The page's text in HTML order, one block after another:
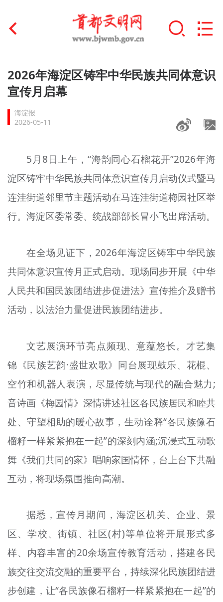
首页
文明创建
文明实践
未成年人思想道德建设
榜样人物
+
身边好人
北京宣传文化引导基金
宣传思想文化人才
专题
2026年海淀区铸牢中华民族共同体意识
宣传月启幕
海淀报
2026-05-11
5月8日上午，“海韵同心石榴花开”2026年海
淀区铸牢中华民族共同体意识宣传月启动仪式暨马
连洼街道邻里节主题活动在马连洼街道梅园社区举
行。海淀区委常委、统战部部长冒小飞出席活动。
在全场见证下，2026年海淀区铸牢中华民族
共同体意识宣传月正式启动。现场同步开展《中华
人民共和国民族团结进步促进法》宣传推介及赠书
活动，以法治力量促进民族团结进步。
文艺展演环节亮点频现、意蕴悠长。才艺集
锦《民族艺韵·盛世欢歌》同台展现鼓乐、花棍、
空竹和机器人表演，尽显传统与现代的融合魅力;
音诗画《梅园情》深情讲述社区各民族居民和睦共
处、守望相助的暖心故事，生动诠释“各民族像石
榴籽一样紧紧抱在一起”的深刻内涵;沉浸式互动歌
舞《我们共同的家》唱响家国情怀，台上台下共融
互动，将现场氛围推向高潮。
据悉，宣传月期间，海淀区机关、企业、景
区、学校、街镇、社区(村)等单位将开展形式多
样、内容丰富的20余场宣传教育活动，搭建各民
族交往交流交融的重要平台，持续深化民族团结进
步创建，让“各民族像石榴籽一样紧紧抱在一起”的